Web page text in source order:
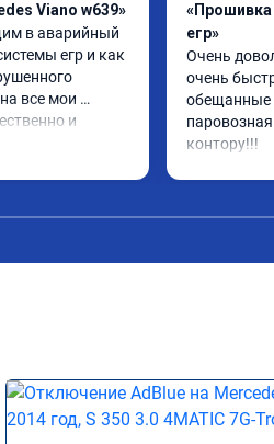
Viano w639»
в аварийный
егр и как
все мои
и
дня
«Прошивка
егр»
Очень
очень
обещанные
контору!!!